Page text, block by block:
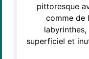
pittoresque
comme de
superficiel et